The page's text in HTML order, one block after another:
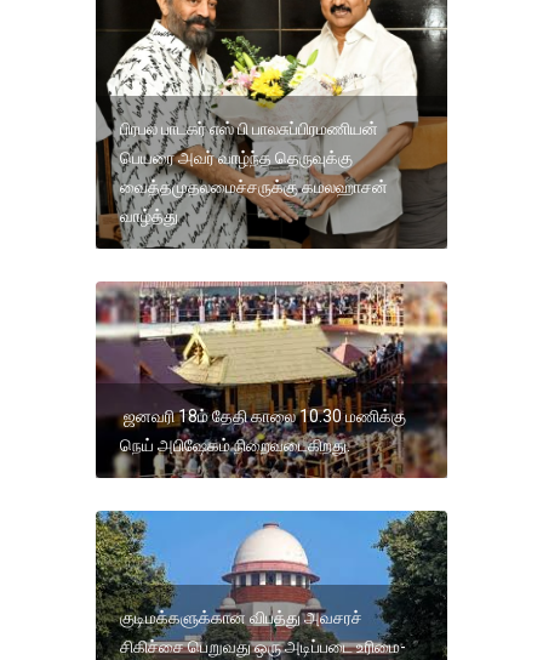
பிரபல பாடகர் எஸ் பி பாலசுப்பிரமணியன்
பெயரை அவர் வாழ்ந்த தெருவுக்கு
வைத்தமுதலமைச்சருக்கு கமலஹாசன்
வாழ்த்து
ஜனவரி 18ம் தேதி காலை 10.30 மணிக்கு
நெய் அபிஷேகம் நிறைவடைகிறது.
குடிமக்களுக்கான விபத்து அவசரச்
சிகிச்சை பெறுவது ஒரு அடிப்படை உரிமை-